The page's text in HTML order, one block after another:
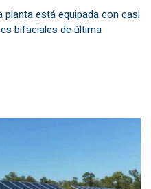
planta está equipada con casi
bifaciales de última